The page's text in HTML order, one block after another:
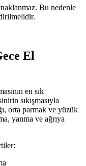
Bu nedenle
El
en sık
sıkışmasıyla
orta parmak ve yüzük
yanma ve ağrıya